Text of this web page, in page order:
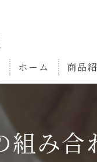
ホーム 商品
組み